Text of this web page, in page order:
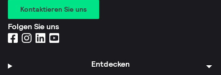
Kontaktieren Sie uns
Folgen Sie uns
Entdecken